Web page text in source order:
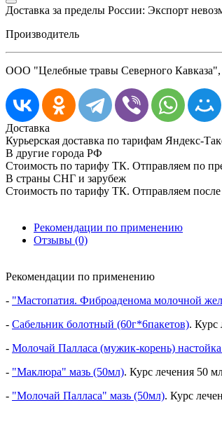
Доставка за пределы России: Экспорт
Производитель
ООО "Целебные травы Северного Кавказа",
Доставка
Курьерская доставка по тарифам Яндекс-
В другие города РФ
Стоимость по тарифу ТК. Отправляем по
В страны СНГ и зарубеж
Стоимость по тарифу ТК. Отправляем
Рекомендации по применению
Отзывы (0)
Рекомендации по применению
- "Мастопатия. Фиброаденома молочной
- Сабельник болотный (60г*6пакетов). Курс
- Молочай Палласа (мужик-корень)
- "Маклюра" мазь (50мл). Курс лечения 50
- "Молочай Палласа" мазь (50мл). Курс